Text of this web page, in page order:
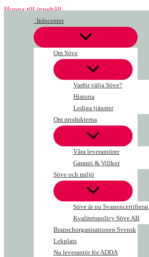
Hoppa till innehåll
Infocenter
Om Söve
Varför välja Söve?
Historia
Lediga tjänster
Om produkterna
Våra leverantörer
Garanti & Villkor
Söve och miljö
Söve är nu Svanencertifierat
Kvalitetspolicy Söve AB
Branschorganisationen Svensk
Lekplats
Nu leverantör för ADDA